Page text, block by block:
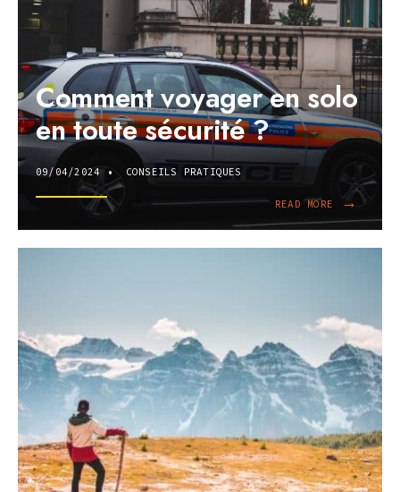
DE
NORVÈGE
EN
BATEAU
?
Comment voyager en solo
en toute sécurité ?
09/04/2024 • CONSEILS PRATIQUES
READ MORE →
READ
MORE:
VOYAGER
TOUTE
SÉCURITÉ
?